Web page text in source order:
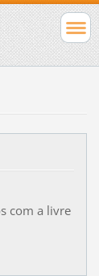
com a livre